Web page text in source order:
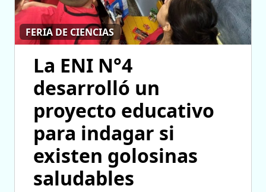
FERIA DE CIENCIAS
La ENI N°4
desarrolló un
proyecto educativo
para indagar si
existen golosinas
saludables